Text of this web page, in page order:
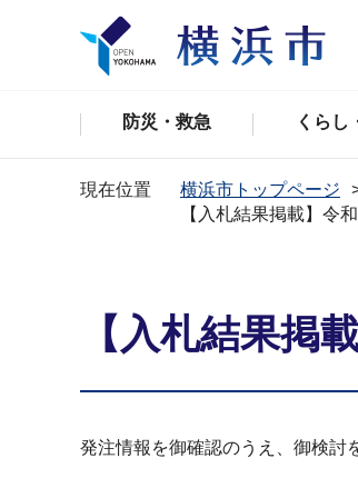
防災・救急 くらし
現在位置 横浜市トップページ
【入札結果掲載】令
【入札結果掲
発注情報を御確認のうえ、御検討